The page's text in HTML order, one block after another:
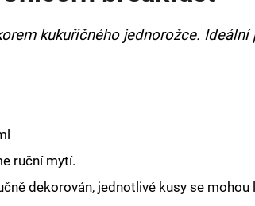
kukuřičného jednorožce. Ideální
ruční mytí.
dekorován, jednotlivé kusy se